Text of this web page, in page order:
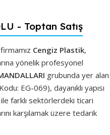
- Toptan Satış
Cengiz Plastik,
yönelik profesyonel
grubunda yer alan
EG-069), dayanıklı yapısı
farklı sektörlerdeki ticari
karşılamak üzere tedarik